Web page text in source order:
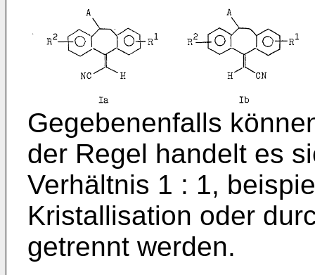
Gegebenenfalls
der Regel handelt es
Verhältnis 1 : 1,
Kristallisation oder
getrennt werden.